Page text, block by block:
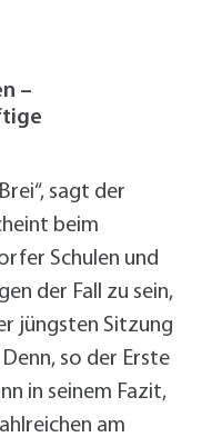
–
sagt der
beim
Schulen und
der Fall zu sein,
jüngsten Sitzung
so der Erste
in seinem Fazit,
am